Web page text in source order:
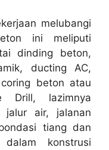
melubangi
ini meliputi
dinding beton,
ducting AC,
beton atau
Drill, lazimnya
jalur air, jalanan
tiang dan
konstrusi